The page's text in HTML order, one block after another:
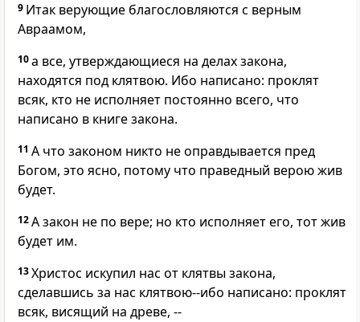
9 Итак верующие благословляются с верным
Авраамом,
10а все, утверждающиеся на делах закона,
находятся под клятвою. Ибо написано: проклят
всяк, кто не исполняет постоянно всего, что
написано в книге закона.
11 А что законом никто не оправдывается пред
Богом, это ясно, потому что праведный верою жив
будет.
12А закон не по вере; но кто исполняет его, тот жив
будет им.
13Христос искупил нас от клятвы закона,
сделавшись за нас клятвою--ибо написано: проклят
всяк, висящий на древе, --